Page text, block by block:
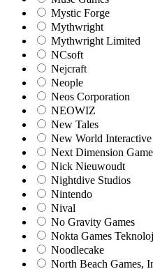
Mystic Forge
Mythwright
Mythwright Limited
NCsoft
Nejcraft
Neople
Neos Corporation
NEOWIZ
New Tales
New World Interactive
Next Dimension
Nick Nieuwoudt
Nightdive Studios
Nintendo
Nival
No Gravity Games
Nokta Games
Noodlecake
North Beach Games,